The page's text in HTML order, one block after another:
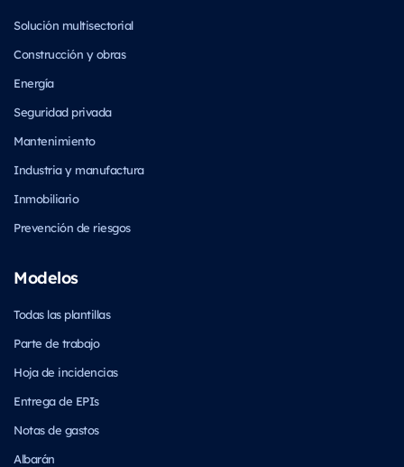
Solución multisectorial
Construcción y obras
Energía
Seguridad privada
Mantenimiento
Industria y manufactura
Inmobiliario
Prevención de riesgos
Modelos
Todas las plantillas
Parte de trabajo
Hoja de incidencias
Entrega de EPIs
Notas de gastos
Albarán